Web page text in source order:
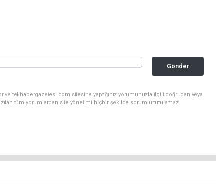
Gönder
ve tekhabergazetesi.com sitesine yaptığınız yorumunuzla ilgili doğrudan veya
tüm yorumlardan site yönetimi hiçbir şekilde sorumlu tutulamaz.